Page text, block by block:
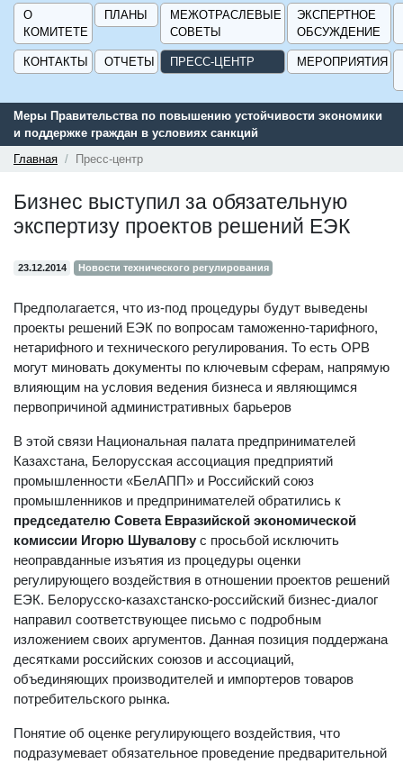
О
КОМИТЕТЕ
ПЛАНЫ
МЕЖОТРАСЛЕВЫЕ
СОВЕТЫ
ЭКСПЕРТНОЕ
ОБСУЖДЕНИЕ
КОНТАКТЫ ОТЧЕТЫ ПРЕСС-ЦЕНТР МЕРОПРИЯТИЯ
Меры Правительства по повышению устойчивости экономики
и поддержке граждан в условиях санкций
Главная
Пресс-центр
Бизнес выступил за обязательную
экспертизу проектов решений ЕЭК
23.12.2014 Новости технического регулирования
Предполагается, что из-под процедуры будут выведены
проекты решений ЕЭК по вопросам таможенно-тарифного,
нетарифного и технического регулирования. То есть ОРВ
могут миновать документы по ключевым сферам, напрямую
влияющим на условия ведения бизнеса и являющимся
первопричиной административных барьеров
В этой связи Национальная палата предпринимателей
Казахстана, Белорусская ассоциация предприятий
промышленности «БелАПП» и Российский союз
промышленников и предпринимателей обратились к
председателю Совета Евразийской экономической
комиссии Игорю Шувалову с просьбой исключить
неоправданные изъятия из процедуры оценки
регулирующего воздействия в отношении проектов решений
ЕЭК. Белорусско-казахстанско-российский бизнес-диалог
направил соответствующее письмо с подробным
изложением своих аргументов. Данная позиция поддержана
десятками российских союзов и ассоциаций,
объединяющих производителей и импортеров товаров
потребительского рынка.
Понятие об оценке регулирующего воздействия, что
подразумевает обязательное проведение предварительной